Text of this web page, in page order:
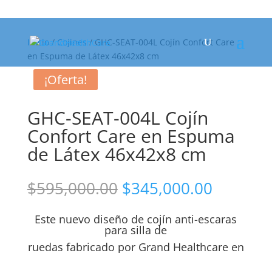
Inicio/Cojines/ GHC-SEAT-004L Cojín Confort Care
en Espuma de Látex 46x42x8 cm
¡Oferta!
GHC-SEAT-004L Cojín
Confort Care en Espuma
de Látex 46x42x8 cm
$595,000.00 El
precio
original
era:
$595,000.00.
$345,000.00El
actual
es:
Este nuevo diseño de cojín anti-escaras
para silla de
ruedas fabricado por Grand Healthcare en